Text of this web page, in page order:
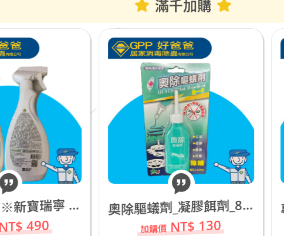
滿千加購
奧
除驅蟻劑_凝膠餌劑_80g
NT$ 130